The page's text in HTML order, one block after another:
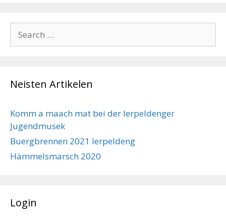
for:
Neisten Artikelen
Komm a maach mat bei der Ierpeldenger
Jugendmusek
Buergbrennen 2021 Ierpeldeng
Hämmelsmarsch 2020
Login